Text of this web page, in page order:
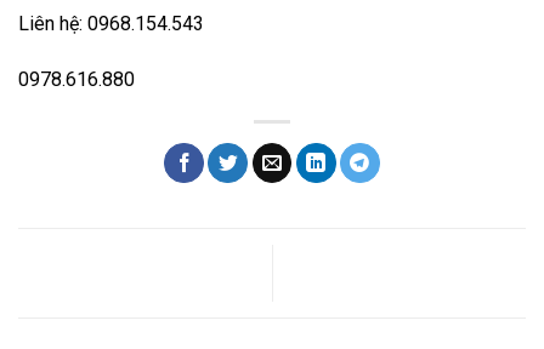
Liên hệ: 0968.154.543
0978.616.880